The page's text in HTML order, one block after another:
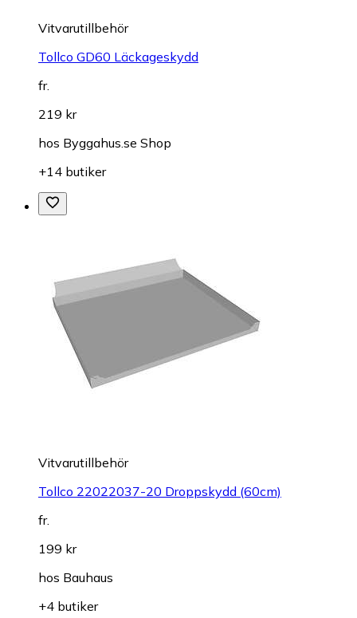
Vitvarutillbehör
Tollco GD60 Läckageskydd
fr.
219 kr
hos Byggahus.se Shop
+14 butiker
Vitvarutillbehör
Tollco 22022037-20 Droppskydd (60cm)
fr.
199 kr
hos Bauhaus
+4 butiker